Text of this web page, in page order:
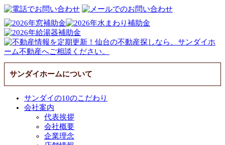
サンダイホームについて
サンダイの10のこだわり
会社案内
代表挨拶
会社概要
企業理念